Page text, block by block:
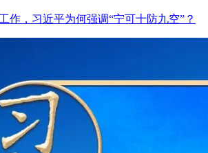
作，习近平为何强调“宁可十防九空”？